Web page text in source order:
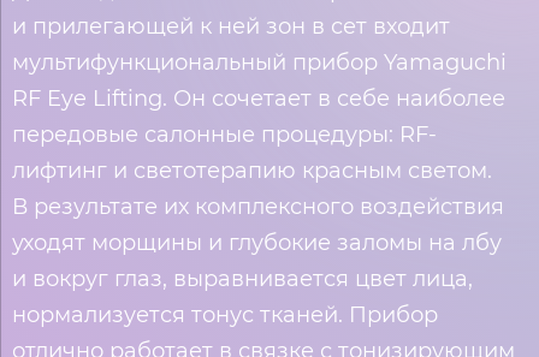
и прилегающей к ней зон в сет входит
мультифункциональный прибор Yamaguchi
RF Eye Lifting. Он сочетает в себе наиболее
передовые салонные процедуры: RF-
лифтинг и светотерапию красным светом.
В результате их комплексного воздействия
уходят морщины и глубокие заломы на лбу
и вокруг глаз, выравнивается цвет лица,
нормализуется тонус тканей. Прибор
отлично работает в связке с тонизирующим